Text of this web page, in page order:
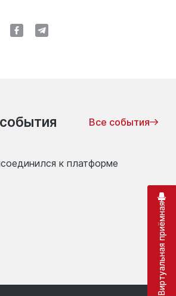
Все события
к платформе
Виртуальная приёмная